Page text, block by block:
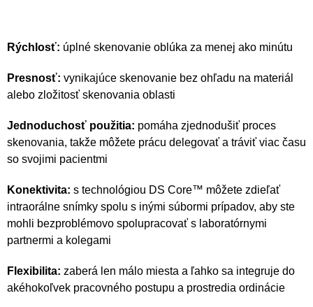
Rýchlosť: úplné skenovanie oblúka za menej ako minútu
Presnosť: vynikajúce skenovanie bez ohľadu na materiál
alebo zložitosť skenovania oblasti
Jednoduchosť použitia: pomáha zjednodušiť proces
skenovania, takže môžete prácu delegovať a tráviť viac času
so svojimi pacientmi
Konektivita: s technológiou DS Core™ môžete zdieľať
intraorálne snímky spolu s inými súbormi prípadov, aby ste
mohli bezproblémovo spolupracovať s laboratórnymi
partnermi a kolegami
Flexibilita: zaberá len málo miesta a ľahko sa integruje do
akéhokoľvek pracovného postupu a prostredia ordinácie